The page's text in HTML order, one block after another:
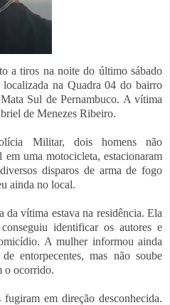
a tiros na noite do último sábado
na Quadra 04 do bairro
Sul de Pernambuco. A vítima
de Menezes Ribeiro.
Militar, dois homens não
uma motocicleta, estacionaram
disparos de arma de fogo
ainda no local.
da vítima estava na residência. Ela
identificar os autores e
A mulher informou ainda
entorpecentes, mas não soube
o ocorrido.
em direção desconhecida.